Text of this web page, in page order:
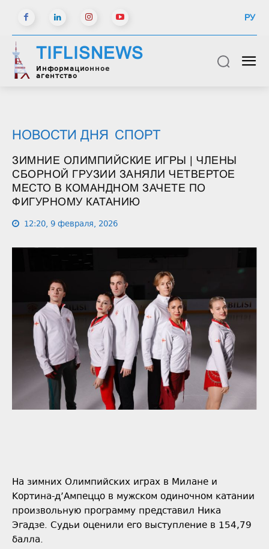
РУ
TIFLISNEWS
Информационное
агентство
НОВОСТИ ДНЯ СПОРТ
ЗИМНИЕ ОЛИМПИЙСКИЕ ИГРЫ | ЧЛЕНЫ
СБОРНОЙ ГРУЗИИ ЗАНЯЛИ ЧЕТВЕРТОЕ
МЕСТО В КОМАНДНОМ ЗАЧЕТЕ ПО
ФИГУРНОМУ КАТАНИЮ
12:20, 9 февраля, 2026
На зимних Олимпийских играх в Милане и
Кортина-д’Ампеццо в мужском одиночном катании
произвольную программу представил Ника
Эгадзе. Судьи оценили его выступление в 154,79
балла.